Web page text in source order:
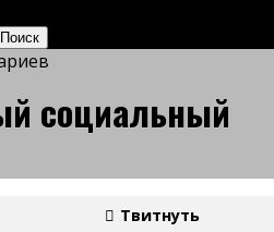
социальный
Твитнуть